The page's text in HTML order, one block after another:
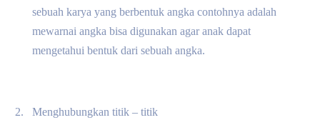
sebuah karya yang berbentuk angka contohnya adalah
mewarnai angka bisa digunakan agar anak dapat
mengetahui bentuk dari sebuah angka.
2. Menghubungkan titik – titik